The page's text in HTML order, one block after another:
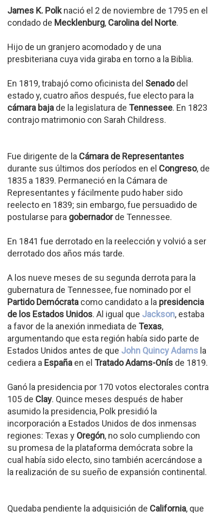
James K. Polknació el 2 de noviembre de 1795 en el
condado de Mecklenburg, Carolina del Norte.
Hijo de un granjero acomodado y de una
presbiteriana cuya vida giraba en torno a la Biblia.
En 1819, trabajó como oficinista del Senadodel
estado y, cuatro años después, fue electo para la
cámara baja de la legislatura de Tennessee. En 1823
contrajo matrimonio con Sarah Childress.
Fue dirigente de la Cámara de Representantes
durante sus últimos dos períodos en el Congreso, de
1835 a 1839. Permaneció en la Cámara de
Representantes y fácilmente pudo haber sido
reelecto en 1839; sin embargo, fue persuadido de
postularse para gobernadorde Tennessee.
En 1841 fue derrotado en la reelección y volvió a ser
derrotado dos años más tarde.
A los nueve meses de su segunda derrota para la
gubernatura de Tennessee, fue nominado por el
Partido Demócrata como candidato a la presidencia
de los Estados Unidos. Al igual que Jackson, estaba
a favor de la anexión inmediata de Texas,
argumentando que esta región había sido parte de
Estados Unidos antes de que John Quincy Adams la
cediera a España en el Tratado Adams-Onís de 1819.
Ganó la presidencia por 170 votos electorales contra
105 de Clay. Quince meses después de haber
asumido la presidencia, Polk presidió la
incorporación a Estados Unidos de dos inmensas
regiones: Texas y Oregón, no solo cumpliendo con
su promesa de la plataforma demócrata sobre la
cual había sido electo, sino también acercándose a
la realización de su sueño de expansión continental.
Quedaba pendiente la adquisición de California, que